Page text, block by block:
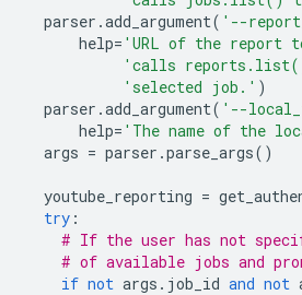
parser .add_argument( '--
help= 'URL of the
'calls
'selected job.' )
parser .add_argument( '--
help= 'The name of the
args = parser .parse_args()
youtube_reporting =
try :
# If the user has not
# of available jobs and
if not args . job_id and not